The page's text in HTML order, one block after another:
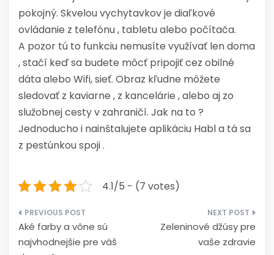
pokojný. Skvelou vychytavkov je diaľkové
ovládanie z telefónu , tabletu alebo počítača.
A pozor tú to funkciu nemusíte využívať len doma
, stačí keď sa budete môcť pripojiť cez obilné
dáta alebo Wifi, sieť. Obraz kľudne môžete
sledovať z kaviarne , z kancelárie , alebo aj zo
služobnej cesty v zahraničí. Jak na to ?
Jednoducho i nainštalujete aplikáciu Habl a tá sa
z pestúnkou spoji .
4.1/5 - (7 votes)
Navigace
pro
Aké farby a vône sú
najvhodnejšie pre váš
Zeleninové džúsy pre
vaše zdravie